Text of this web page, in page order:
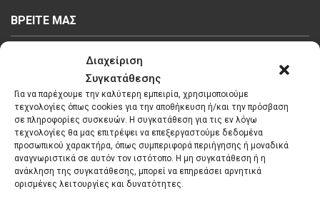
Διαχείριση
Συγκατάθεσης
Για να παρέχουμε την καλύτερη εμπειρία, χρησιμοποιούμε
τεχνολογίες όπως cookies για την αποθήκευση ή/και την πρόσβαση
σε πληροφορίες συσκευών. Η συγκατάθεση για τις εν λόγω
τεχνολογίες θα μας επιτρέψει να επεξεργαστούμε δεδομένα
προσωπικού χαρακτήρα, όπως συμπεριφορά περιήγησης ή μοναδικά
αναγνωριστικά σε αυτόν τον ιστότοπο. Η μη συγκατάθεση ή η
ανάκληση της συγκατάθεσης, μπορεί να επηρεάσει αρνητικά
ορισμένες λειτουργίες και δυνατότητες.
ΒΡΕΙΤΕ ΜΑΣ
Κάντε κλικ στο κουμπί 'Συμφωνώ' για να
ενεργοποιήσετε το Google maps.
Πολιτική Cookies
Συμφωνώ